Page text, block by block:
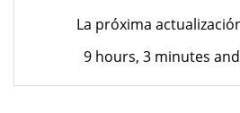
La próxima
9 hours, 3 minutes